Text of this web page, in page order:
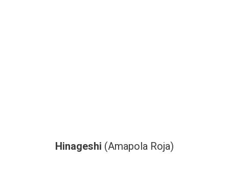
Hinageshi (Amapola Roja)